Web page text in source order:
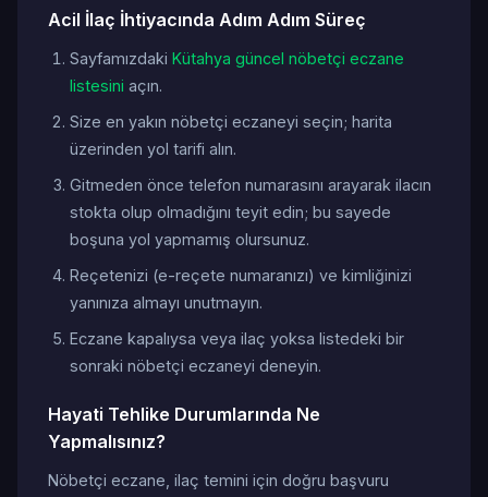
Acil İlaç İhtiyacında Adım Adım Süreç
Sayfamızdaki Kütahya güncel nöbetçi eczane
listesini açın.
Size en yakın nöbetçi eczaneyi seçin; harita
üzerinden yol tarifi alın.
Gitmeden önce telefon numarasını arayarak ilacın
stokta olup olmadığını teyit edin; bu sayede
boşuna yol yapmamış olursunuz.
Reçetenizi (e-reçete numaranızı) ve kimliğinizi
yanınıza almayı unutmayın.
Eczane kapalıysa veya ilaç yoksa listedeki bir
sonraki nöbetçi eczaneyi deneyin.
Hayati Tehlike Durumlarında Ne
Yapmalısınız?
Nöbetçi eczane, ilaç temini için doğru başvuru